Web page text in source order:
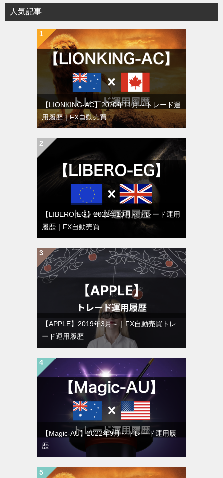
人気記事
【LIONKING-AC】2020年11月～トレード運
用履歴｜FX自動売買
【LIBERO-EG】2022年10月～トレード運用
履歴｜FX自動売買
【APPLE】2019年3月～｜FX自動売買トレ
ード運用履歴
【Magic-AU】2022年9月～トレード運用履
歴